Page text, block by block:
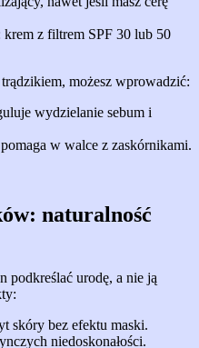
krem z filtrem SPF 30 lub 50
możesz wprowadzić:
wydzielanie sebum i
w walce z zaskórnikami.
naturalność
podkreślać urodę, a nie ją
skóry bez efektu maski.
niedoskonałości.